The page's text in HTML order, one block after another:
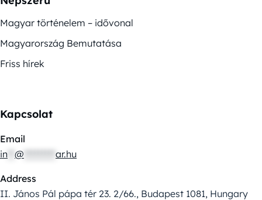
Magyar történelem – idővonal
Magyarország Bemutatása
Friss hírek
Kapcsolat
Email
in @ ar.hu
Address
II. János Pál pápa tér 23. 2/66., Budapest 1081, Hungary